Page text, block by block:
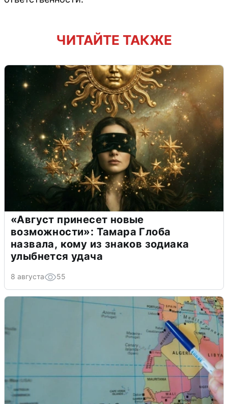
ЧИТАЙТЕ ТАКЖЕ
«Август принесет новые
возможности»: Тамара Глоба
назвала, кому из знаков зодиака
улыбнется удача
8 августа 55